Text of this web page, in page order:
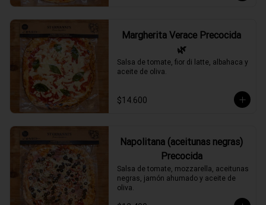
Margherita Verace Precocida
🌿
Salsa de tomate, fior di latte, albahaca y
aceite de oliva.
$14.600
Napolitana (aceitunas negras)
Precocida
Salsa de tomate, mozzarella, aceitunas
negras, jamón ahumado y aceite de
oliva.